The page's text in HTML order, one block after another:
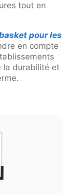
tout en
pour les
en compte
la durabilité et